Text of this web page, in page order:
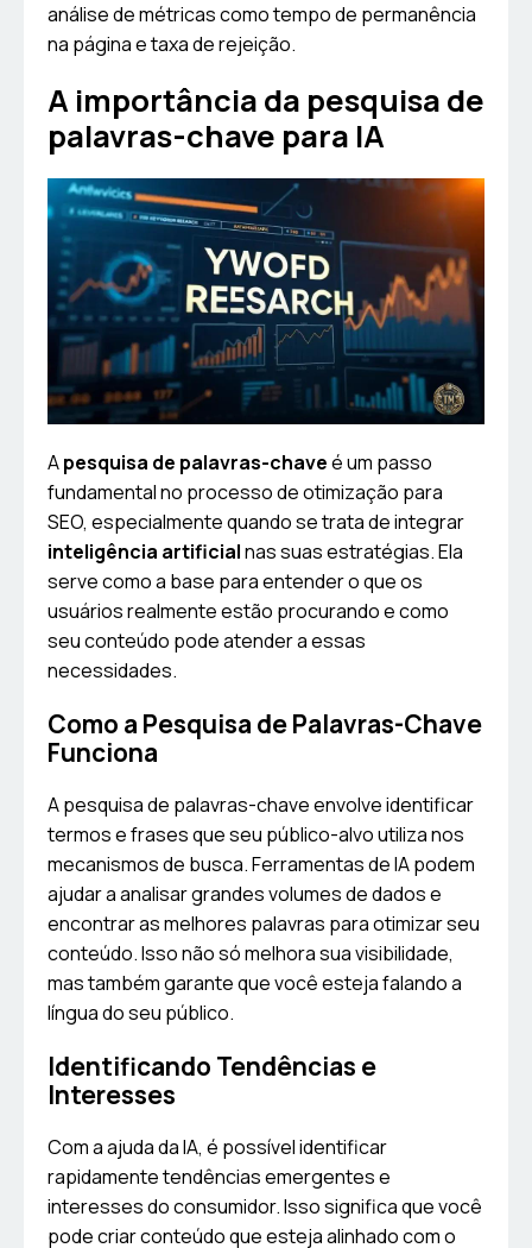
análise de métricas como tempo de permanência
na página e taxa de rejeição.
A importância da pesquisa de
palavras-chave para IA
Apesquisa de palavras-chaveé um passo
fundamental no processo de otimização para
SEO, especialmente quando se trata de integrar
inteligência artificialnas suas estratégias. Ela
serve como a base para entender o que os
usuários realmente estão procurando e como
seu conteúdo pode atender a essas
necessidades.
Como a Pesquisa de Palavras-Chave
Funciona
A pesquisa de palavras-chave envolve identificar
termos e frases que seu público-alvo utiliza nos
mecanismos de busca. Ferramentas de IA podem
ajudar a analisar grandes volumes de dados e
encontrar as melhores palavras para otimizar seu
conteúdo. Isso não só melhora sua visibilidade,
mas também garante que você esteja falando a
língua do seu público.
Identificando Tendências e
Interesses
Com a ajuda da IA, é possível identificar
rapidamente tendências emergentes e
interesses do consumidor. Isso significa que você
pode criar conteúdo que esteja alinhado com o